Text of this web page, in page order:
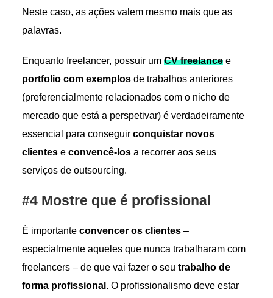
Neste caso, as ações valem mesmo mais que as
palavras.
Enquanto freelancer, possuir um CV freelancee
portfolio com exemplosde trabalhos anteriores
(preferencialmente relacionados com o nicho de
mercado que está a perspetivar) é verdadeiramente
essencial para conseguir conquistar novos
clientese convencê-los a recorrer aos seus
serviços de outsourcing.
#4 Mostre que é profissional
É importante convencer os clientes–
especialmente aqueles que nunca trabalharam com
freelancers – de que vai fazer o seu trabalho de
forma profissional . O profissionalismo deve estar